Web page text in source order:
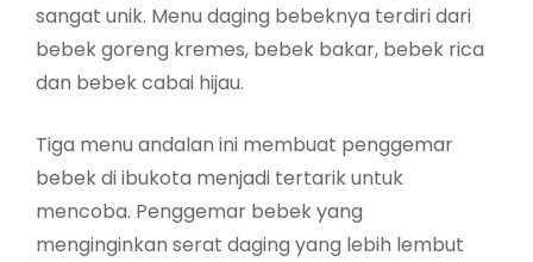
sangat unik. Menu daging bebeknya terdiri dari
bebek goreng kremes, bebek bakar, bebek rica
dan bebek cabai hijau.
Tiga menu andalan ini membuat penggemar
bebek di ibukota menjadi tertarik untuk
mencoba. Penggemar bebek yang
menginginkan serat daging yang lebih lembut